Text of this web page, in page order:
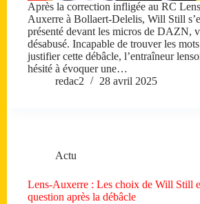
Après la correction infligée au RC
Auxerre à Bollaert-Delelis, Will Still
présenté devant les micros de DAZN,
désabusé. Incapable de trouver les
justifier cette débâcle, l’entraîneur
hésité à évoquer une…
redac2
28 avril 2025
Actu
Lens-Auxerre : Les choix de Will Still
question après la débâcle